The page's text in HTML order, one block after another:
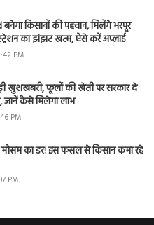
किसानों की पहचान, मिलेंगे भरपूर
का झंझट खत्म, ऐसे करें अप्लाई
PM
खुशखबरी, फूलों की खेती पर सरकार दे
जानें कैसे मिलेगा लाभ
PM
का डर! इस फसल से किसान कमा रहे
PM